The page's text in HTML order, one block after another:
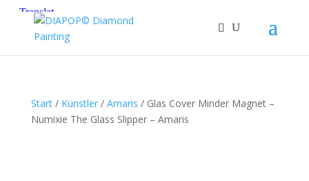
Start/ Künstler/ Amaris / Glas Cover Minder Magnet –
Numixie The Glass Slipper – Amaris